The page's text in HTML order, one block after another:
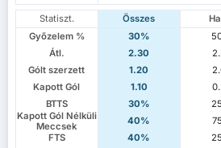
Statiszt. Összes
Győzelem %
30%
Átl.
2.30
Gólt szerzett
1.20
Kapott Gól
1.10
BTTS
30%
Kapott Gól Nélküli
Meccsek
40%
FTS
40%